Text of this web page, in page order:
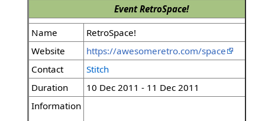
EventRetroSpace!
Name
RetroSpace!
Website
https://awesomeretro.com/space
Contact
Stitch
Duration
10 Dec 2011 - 11 Dec 2011
Information